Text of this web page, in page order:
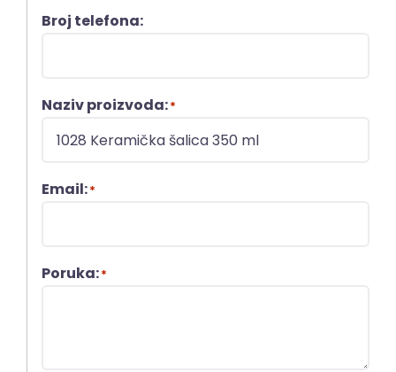
Broj telefona:
Naziv proizvoda:*
Email:*
Poruka:*